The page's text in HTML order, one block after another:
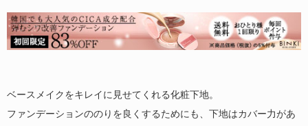
ベースメイクをキレイに見せてくれる化粧下地。
ファンデーションののりを良くするためにも、下地はカバー力があ